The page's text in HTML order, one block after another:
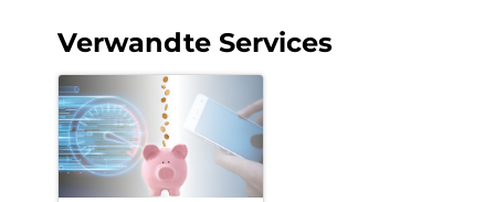
Verwandte Services